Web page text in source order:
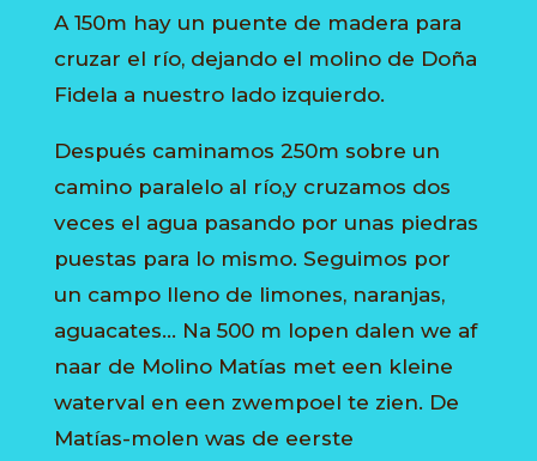
A 150m hay un puente de madera para
cruzar el río, dejando el molino de Doña
Fidela a nuestro lado izquierdo.
Después caminamos 250m sobre un
camino paralelo al río,y cruzamos dos
veces el agua pasando por unas piedras
puestas para lo mismo. Seguimos por
un campo lleno de limones, naranjas,
aguacates… Na 500 m lopen dalen we af
naar de Molino Matías met een kleine
waterval en een zwempoel te zien. De
Matías-molen was de eerste